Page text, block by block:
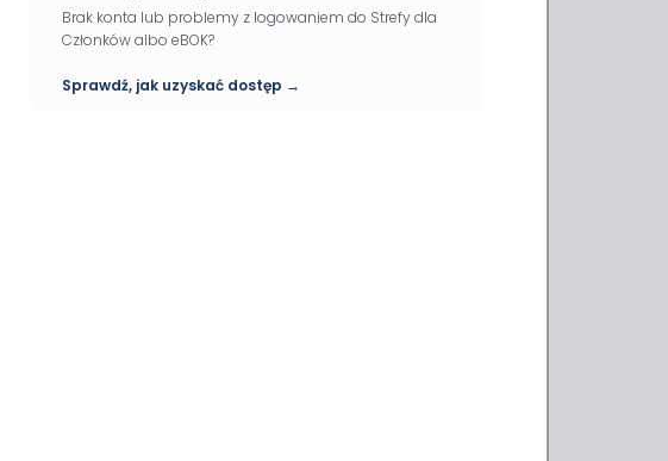
Brak konta lub problemy z logowaniem do Strefy dla
Członków albo eBOK?
Sprawdź, jak uzyskać dostęp →